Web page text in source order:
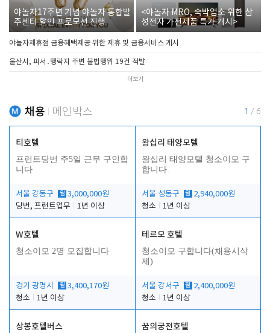
야놀자17주년 기념 야놀자 통합발
주센터 할인 프로모션 진행
<야놀자 MRO, 숙박업소 위한 삼
성전자 가전제품 특가 개시>
야놀자제휴점 금융혜택제공 위한 제휴 및 금융서비스 게시
울산시, 피서․행락지 주변 불법행위 19건 적발
더보기
채용 메인박스 1 / 6
티호텔
프런트당번 주5일 근무 구인합
니다
서울 강동구 월 3,000,000원
당번, 프런트업무
1년 이상
왕십리 태양모텔
왕십리 태양모텔 청소이모 구
합니다.
서울 성동구 월 2,940,000원
청소
1년 이상
W호텔
청소이모 2명 모집합니다
경기 광명시 월 3,400,170원
청소
1년 이상
테르모 호텔
청소이모 구합니다(채용시삭
제)
서울 강서구 월 2,400,000원
청소
1년 이상
상봉호텔버스 꿈의궁전호텔